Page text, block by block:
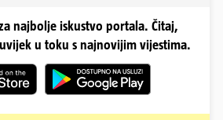
najbolje iskustvo portala. Čitaj,
u toku s najnovijim vijestima.